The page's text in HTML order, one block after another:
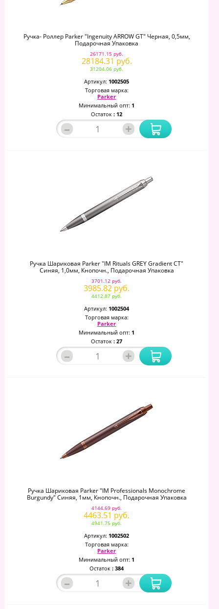
Ручка- Роллер Parker "Ingenuity ARROW GT" Черная, 0,5мм,
Подарочная Упаковка
26171.15 руб.
28184.31 руб.
31204.06 руб.
Артикул: 1002505
Торговая марка:
Parker
Минимальный опт: 1
Остаток : 12
– +
Ручка Шариковая Parker "IM Rituals GREY Gradient CT"
Синяя, 1,0мм, Кнопочн., Подарочная Упаковка
3701.12 руб.
3985.82 руб.
4412.87 руб.
Артикул: 1002504
Торговая марка:
Parker
Минимальный опт: 1
Остаток : 27
– +
Ручка Шариковая Parker "IM Professionals Monochrome
Burgundy" Синяя, 1мм, Кнопочн., Подарочная Упаковка
4144.69 руб.
4463.51 руб.
4941.75 руб.
Артикул: 1002502
Торговая марка:
Parker
Минимальный опт: 1
Остаток : 384
– +